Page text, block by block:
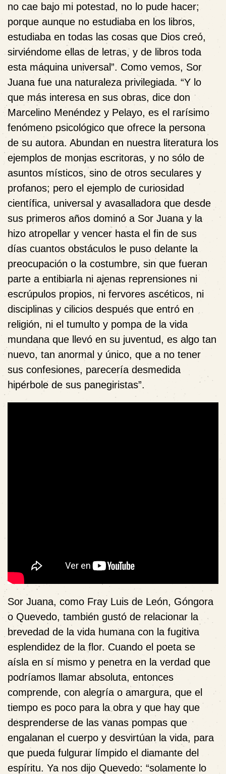
no cae bajo mi potestad, no lo pude hacer;
porque aunque no estudiaba en los libros,
estudiaba en todas las cosas que Dios creó,
sirviéndome ellas de letras, y de libros toda
esta máquina universal”. Como vemos, Sor
Juana fue una naturaleza privilegiada. “Y lo
que más interesa en sus obras, dice don
Marcelino Menéndez y Pelayo, es el rarísimo
fenómeno psicológico que ofrece la persona
de su autora. Abundan en nuestra literatura los
ejemplos de monjas escritoras, y no sólo de
asuntos místicos, sino de otros seculares y
profanos; pero el ejemplo de curiosidad
científica, universal y avasalladora que desde
sus primeros años dominó a Sor Juana y la
hizo atropellar y vencer hasta el fin de sus
días cuantos obstáculos le puso delante la
preocupación o la costumbre, sin que fueran
parte a entibiarla ni ajenas reprensiones ni
escrúpulos propios, ni fervores ascéticos, ni
disciplinas y cilicios después que entró en
religión, ni el tumulto y pompa de la vida
mundana que llevó en su juventud, es algo tan
nuevo, tan anormal y único, que a no tener
sus confesiones, parecería desmedida
hipérbole de sus panegiristas”.
Sor Juana, como Fray Luis de León, Góngora
o Quevedo, también gustó de relacionar la
brevedad de la vida humana con la fugitiva
esplendidez de la flor. Cuando el poeta se
aísla en sí mismo y penetra en la verdad que
podríamos llamar absoluta, entonces
comprende, con alegría o amargura, que el
tiempo es poco para la obra y que hay que
desprenderse de las vanas pompas que
engalanan el cuerpo y desvirtúan la vida, para
que pueda fulgurar límpido el diamante del
espíritu. Ya nos dijo Quevedo: “solamente lo